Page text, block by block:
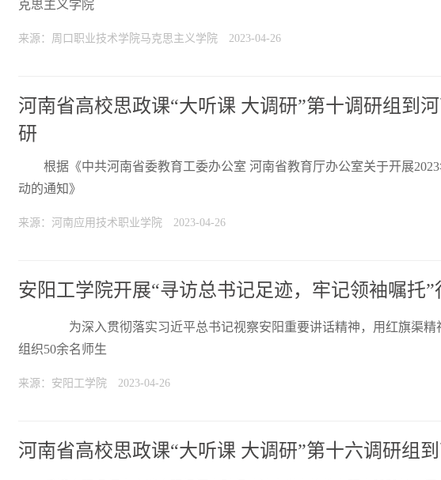
克思主义学院
来源：周口职业技术学院马克思主义学院 2023-04-26
河南省高校思政课“大听课 大调研”第十调研组到
研
根据《中共河南省委教育工委办公室 河南省教育厅办公室关于开展
动的通知》
来源：河南应用技术职业学院 2023-04-26
安阳工学院开展“寻访总书记足迹，牢记领袖嘱托
为深入贯彻落实习近平总书记视察安阳重要讲话精神，用红旗渠精
组织50余名师生
来源：安阳工学院 2023-04-26
河南省高校思政课“大听课 大调研”第十六调研组